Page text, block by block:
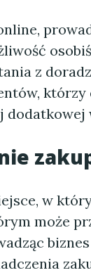
z
dodatkowej
w
może